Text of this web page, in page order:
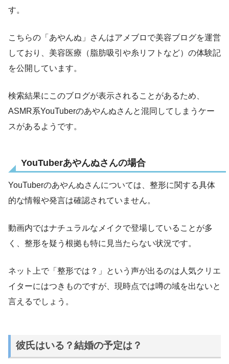
す。
こちらの「あやんぬ」さんはアメブロで美容ブログを運営
しており、美容医療（脂肪吸引や糸リフトなど）の体験記
を公開しています。
検索結果にこのブログが表示されることがあるため、
ASMR系YouTuberのあやんぬさんと混同してしまうケー
スがあるようです。
YouTuberあやんぬさんの場合
YouTuberのあやんぬさんについては、整形に関する具体
的な情報や発言は確認されていません。
動画内ではナチュラルなメイクで登場していることが多
く、整形を疑う根拠も特に見当たらない状況です。
ネット上で「整形では？」という声が出るのは人気クリエ
イターにはつきものですが、現時点では噂の域を出ないと
言えるでしょう。
彼氏はいる？結婚の予定は？